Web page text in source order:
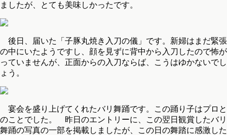
ましたが、とても美味しかったです。
後日、届いた「子豚丸焼き入刀の儀」です。新婦はまだ緊張
の中にいたようですし、顔を見ずに背中から入刀したので怖が
っていませんが、正面からの入刀ならば、こうはゆかないでし
ょう。
宴会を盛り上げてくれたバリ舞踊です。この踊り子はプロと
のことでした。 昨日のエントリーに、この翌日観賞したバリ
舞踊の写真の一部を掲載しましたが、この日の舞踏に感激した